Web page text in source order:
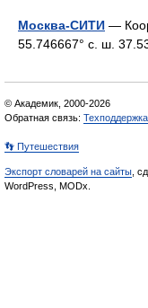
Москва-СИТИ —
55.746667° с. ш.
© Академик, 2000-2026
Обратная связь: Техподдержка
👣 Путешествия
Экспорт словарей на сайты ,
WordPress, MODx.